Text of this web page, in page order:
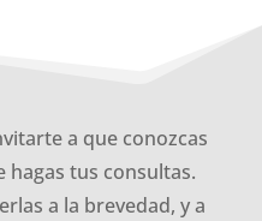
a que conozcas
hagas tus consultas.
a la brevedad, y a